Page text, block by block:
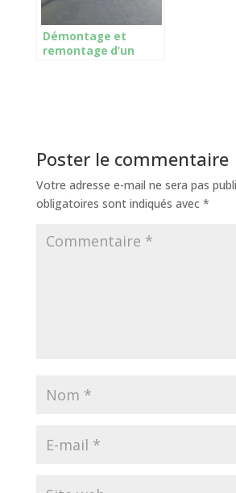
Démontage et
remontage d’un
Poster le commentaire
Votre adresse e-mail ne sera pas
obligatoires sont indiqués avec *